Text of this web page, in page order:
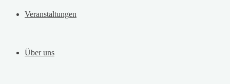
Veranstaltungen
Über uns